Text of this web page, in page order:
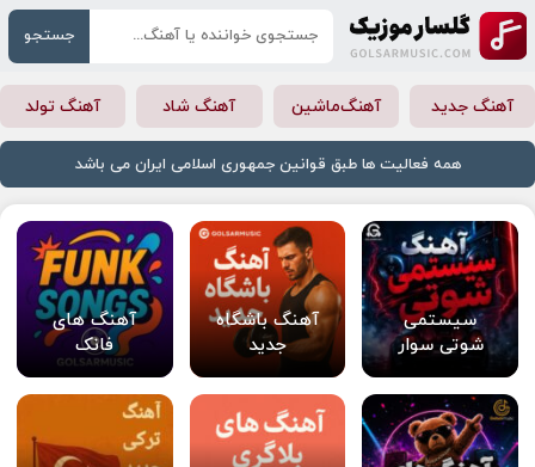
جستجو
آهنگ جدید آهنگ‌ماشین آهنگ شاد آهنگ تولد
همه فعالیت ها طبق قوانین جمهوری اسلامی ایران می باشد
سیستمی
شوتی سوار
آهنگ باشگاه
جدید
آهنگ های
فانک